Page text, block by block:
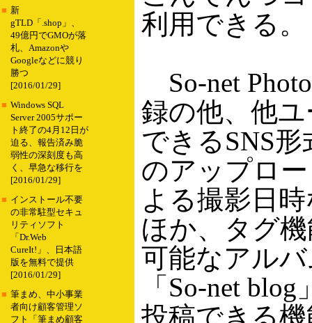
■ 新
gTLD「.shop」、
49億円でGMOが落
札、Amazonや
Googleなどに競り
勝つ
[2016/01/29]
■ Windows SQL
Server 2005サポー
ト終了の4月12日が
迫る、報告済み脆
弱性の深刻度も高
く、早急な移行を
[2016/01/29]
■ インストール不要
の非常駐型セキュ
リティソフト
「Dr.Web
CureIt!」、日本語
版を無料で提供
[2016/01/29]
■ 筆まめ、中小事業
者向け顧客管理ソ
フト「筆まめ顧客
利用できる。
So-net
録の他、他
できるSNS
のアップロ
よる撮影日
ほか、タグ
可能なアル
「So-net
投稿できる